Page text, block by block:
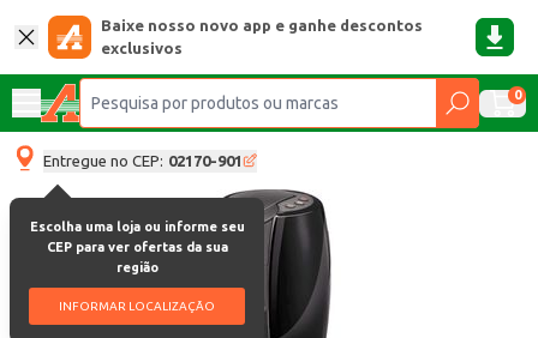
Baixe nosso novo app e ganhe descontos
exclusivos
0
Entregue no CEP: 02170-901
Escolha uma loja ou informe seu
CEP para ver ofertas da sua
região
INFORMAR LOCALIZAÇÃO